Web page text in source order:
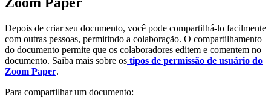
Depois de criar seu documento, você pode compartilhá-lo facilmente
com outras pessoas, permitindo a colaboração. O compartilhamento
do documento permite que os colaboradores editem e comentem no
documento. Saiba mais sobre os tipos de permissão de usuário do
Zoom Paper.
Para compartilhar um documento: